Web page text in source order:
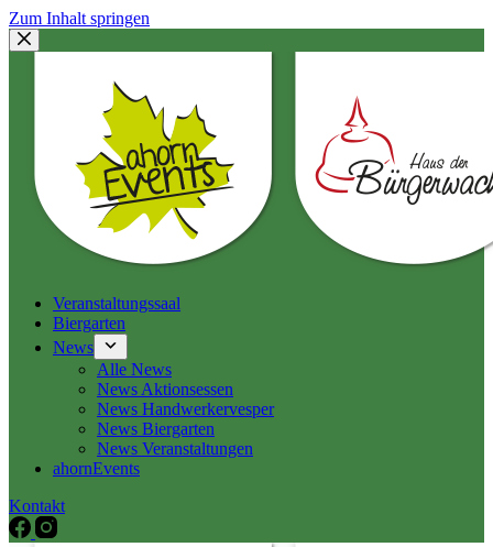
Zum Inhalt springen
Veranstaltungssaal
Biergarten
News
Alle News
News Aktionsessen
News Handwerkervesper
News Biergarten
News Veranstaltungen
ahornEvents
Kontakt